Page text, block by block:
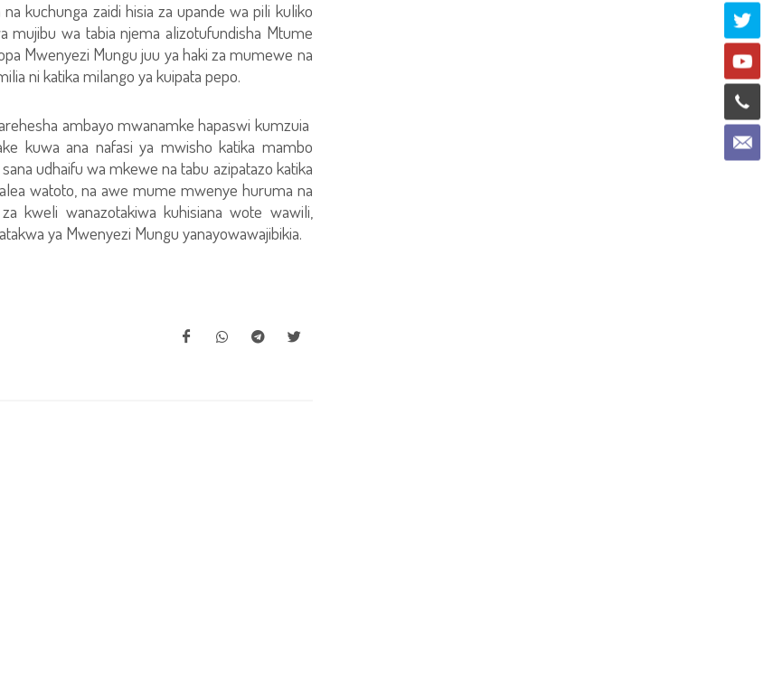
kuchunga zaidi hisia za upande wa pili kuliko
mujibu wa tabia njema alizotufundisha Mtume
Mwenyezi Mungu juu ya haki za mumewe na
ni katika milango ya kuipata pepo.
ambayo mwanamke hapaswi kumzuia
kuwa ana nafasi ya mwisho katika mambo
udhaifu wa mkewe na tabu azipatazo katika
watoto, na awe mume mwenye huruma na
kweli wanazotakiwa kuhisiana wote wawili,
ya Mwenyezi Mungu yanayowawajibikia.